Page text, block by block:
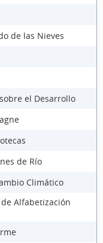
de las Nieves
el Desarrollo
de Río
Climático
Alfabetización